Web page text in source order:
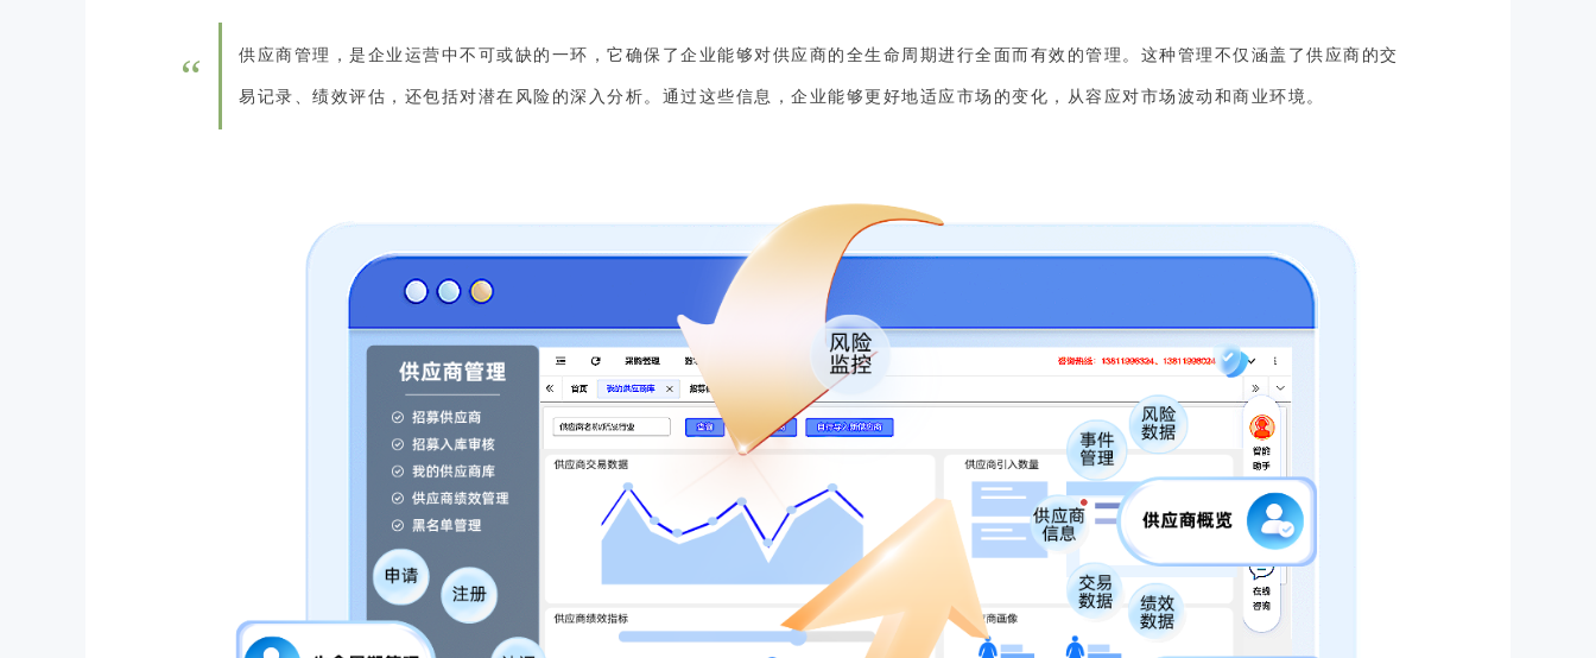
“ 供应商管理，是企业运营中不可或缺的一环，它确保了企业能够对供应商的全生命周期进行全面而有效的管理。这种管理不仅涵盖了供应商的交
易记录、绩效评估，还包括对潜在风险的深入分析。通过这些信息，企业能够更好地适应市场的变化，从容应对市场波动和商业环境。